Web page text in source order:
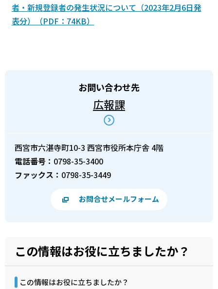
者・新規登録者の発生状況について（2023年2月6日発
表分）（PDF：74KB）
お問い合わせ先
広報課
西宮市六湛寺町10-3 西宮市役所本庁舎 4階
電話番号： 0798-35-3400
ファックス： 0798-35-3449
お問合せメールフォーム
この情報はお役に立ちましたか？
この情報はお役に立ちましたか？